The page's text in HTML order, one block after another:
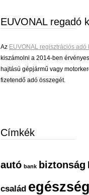
EUVONAL regadó
Az EUVONAL regisztrációs adó
kiszámolni a 2014-ben
hajtású gépjármű vagy
fizetendő adó összegét.
Címkék
autó bank biztonság
család egészség